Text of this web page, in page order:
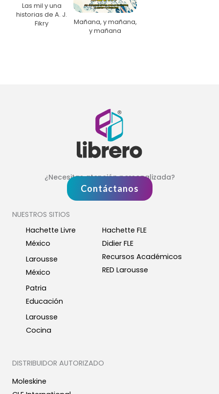
Las mil y una
historias de A. J.
Fikry
Mañana, y mañana,
y mañana
¿Necesitas atención personalizada?
Contáctanos
NUESTROS SITIOS
Hachette Livre
México
Larousse
México
Patria
Educación
Larousse
Cocina
Hachette FLE
Didier FLE
Recursos Académicos
RED Larousse
DISTRIBUIDOR AUTORIZADO
Moleskine